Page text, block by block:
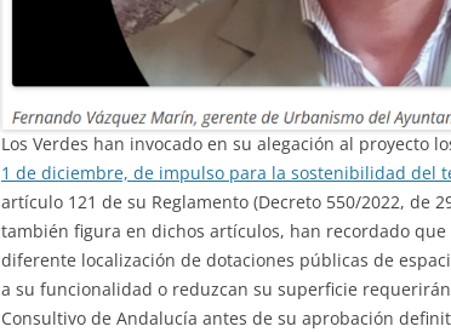
Los Verdes han invocado en su alegación al proyecto
1 de diciembre, de impulso para la sostenibilidad del
artículo 121 de su Reglamento (Decreto 550/2022, de
también figura en dichos artículos, han recordado
diferente localización de dotaciones públicas de
a su funcionalidad o reduzcan su superficie
Consultivo de Andalucía antes de su aprobación